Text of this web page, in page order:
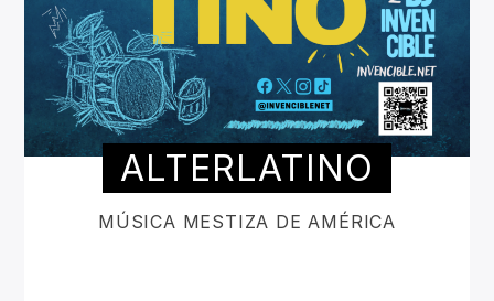
ALTERLATINO
MÚSICA MESTIZA DE AMÉRICA